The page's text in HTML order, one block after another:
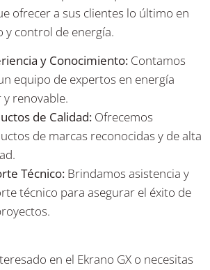
ofrecer a sus clientes lo último en
y control de energía.
y Conocimiento: Contamos
equipo de expertos en energía
y renovable.
de Calidad: Ofrecemos
de marcas reconocidas y de alta
Técnico: Brindamos asistencia y
técnico para asegurar el éxito de
en el Ekrano GX o necesitas